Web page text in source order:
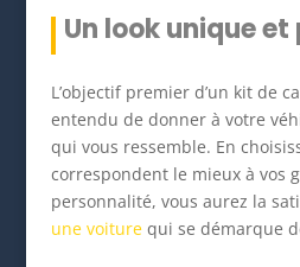
Un look unique
L’objectif premier d’un kit de
entendu de donner à votre
qui vous ressemble. En
correspondent le mieux à vos
personnalité, vous aurez la
une voiturequi se démarque